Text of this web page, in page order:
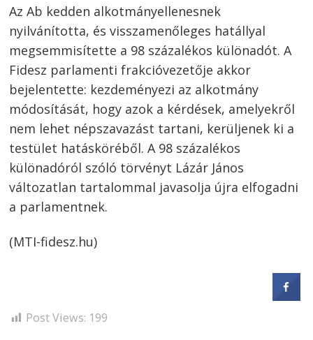
Az Ab kedden alkotmányellenesnek
nyilvánította, és visszamenőleges hatállyal
megsemmisítette a 98 százalékos különadót. A
Fidesz parlamenti frakcióvezetője akkor
bejelentette: kezdeményezi az alkotmány
módosítását, hogy azok a kérdések, amelyekről
nem lehet népszavazást tartani, kerüljenek ki a
testület hatásköréből. A 98 százalékos
különadóról szóló törvényt Lázár János
változatlan tartalommal javasolja újra elfogadni
a parlamentnek.
(MTI-fidesz.hu)
Post Views: 199